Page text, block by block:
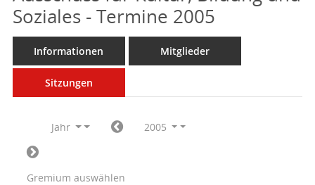
Soziales - Termine 2005
Informationen Mitglieder
Sitzungen
Jahr 2005
Gremium auswählen